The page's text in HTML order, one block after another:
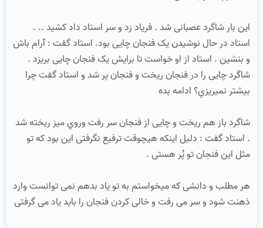
این بار شاگرد عصبانی شد . فریاد زد و سر استاد داد کشید .. .
استاد در حال نوشیدن یک فنجان چایی بود. استاد گفت : آرام باش
و بنشین . استاد از او خواست تا برایش یک فنجان چایی بریزد .
شاگرد چایی را در فنجان ریخت و فنجان پر شد و استاد گفت چرا
بیشتر نمیریزي؟ ادامه بده
شاگرد باز هم ریخت و چایی از فنجان سر رفت وروي میز ریخته شد
. استاد گفت : دلیل اینکه هیچوقت ترفیع نگرفتی این بود که تو
مثل این فنجان تو پُر هستی .
هر مطلب و دانشی که میخواستم به تو یاد بدهم نمی توانست وارد
ذهنت شود و سر می رفت و خالی کردن فنجان را باید یاد می گرفتی